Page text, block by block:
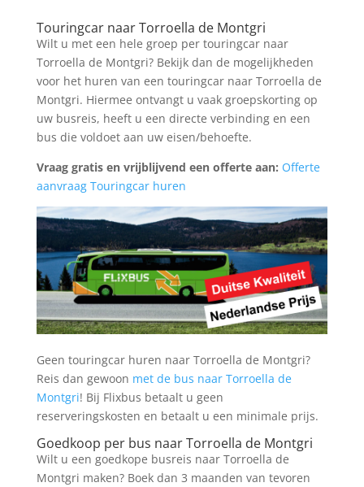
Touringcar naar Torroella de Montgri
Wilt u met een hele groep per touringcar naar
Torroella de Montgri? Bekijk dan de mogelijkheden
voor het huren van een touringcar naar Torroella de
Montgri. Hiermee ontvangt u vaak groepskorting op
uw busreis, heeft u een directe verbinding en een
bus die voldoet aan uw eisen/behoefte.
Vraag gratis en vrijblijvend een offerte aan: Offerte
aanvraag Touringcar huren
Geen touringcar huren naar Torroella de Montgri?
Reis dan gewoon met de bus naar Torroella de
Montgri! Bij Flixbus betaalt u geen
reserveringskosten en betaalt u een minimale prijs.
Goedkoop per bus naar Torroella de Montgri
Wilt u een goedkope busreis naar Torroella de
Montgri maken? Boek dan 3 maanden van tevoren